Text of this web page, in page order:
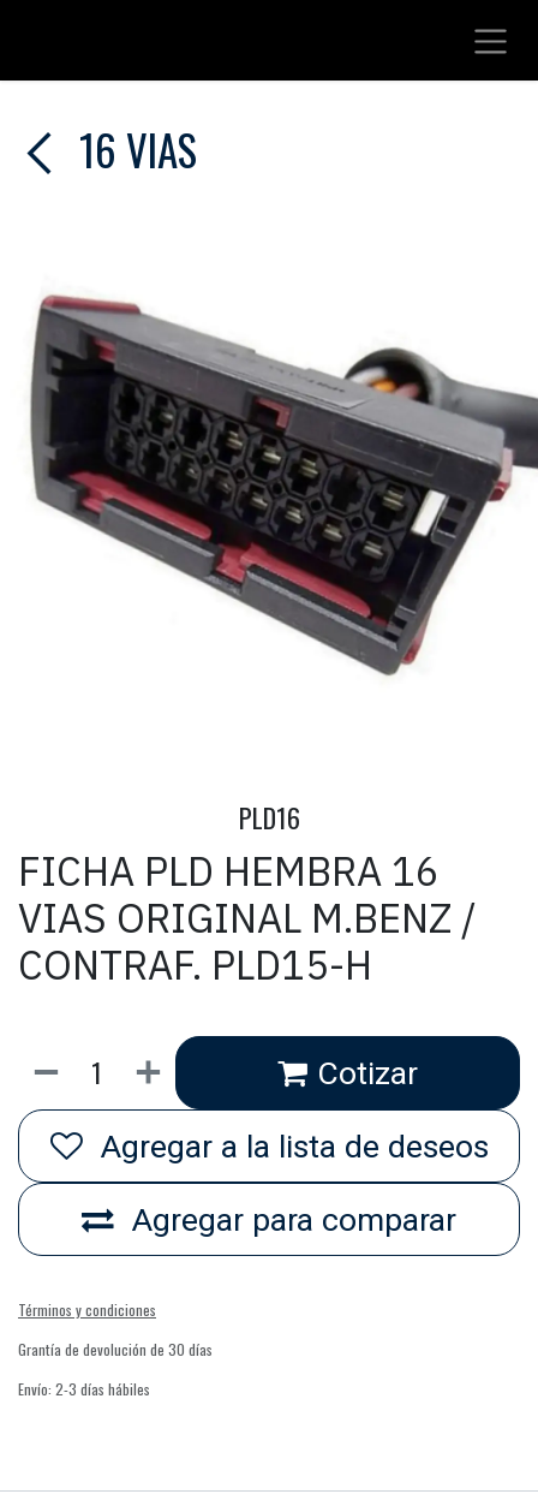
16 VIAS
PLD16
FICHA PLD HEMBRA 16
VIAS ORIGINAL M.BENZ /
CONTRAF. PLD15-H
Cotizar
Agregar para comparar
Agregar a la lista de deseos
Términos y condiciones
Grantía de devolución de 30 días
Envío: 2-3 días hábiles